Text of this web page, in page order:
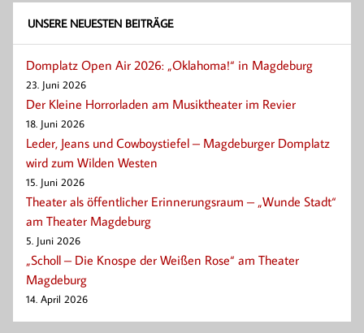
UNSERE NEUESTEN BEITRÄGE
Domplatz Open Air 2026: „Oklahoma!“ in Magdeburg
23. Juni 2026
Der Kleine Horrorladen am Musiktheater im Revier
18. Juni 2026
Leder, Jeans und Cowboystiefel – Magdeburger Domplatz
wird zum Wilden Westen
15. Juni 2026
Theater als öffentlicher Erinnerungsraum – „Wunde Stadt“
am Theater Magdeburg
5. Juni 2026
„Scholl – Die Knospe der Weißen Rose“ am Theater
Magdeburg
14. April 2026